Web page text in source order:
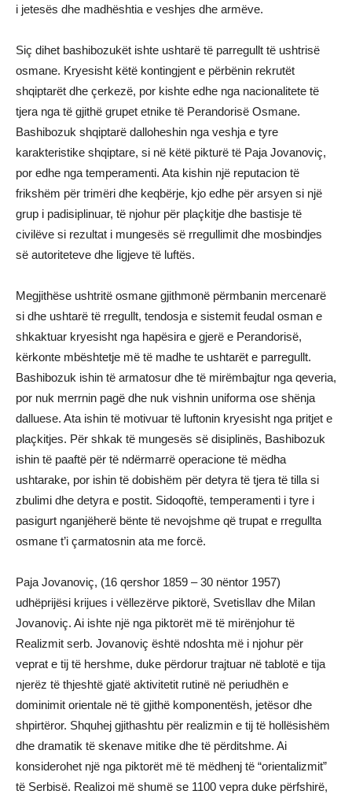
i jetesës dhe madhështia e veshjes dhe armëve.
Siç dihet bashibozukët ishte ushtarë të parregullt të ushtrisë
osmane. Kryesisht këtë kontingjent e përbënin rekrutët
shqiptarët dhe çerkezë, por kishte edhe nga nacionalitete të
tjera nga të gjithë grupet etnike të Perandorisë Osmane.
Bashibozuk shqiptarë dalloheshin nga veshja e tyre
karakteristike shqiptare, si në këtë pikturë të Paja Jovanoviç,
por edhe nga temperamenti. Ata kishin një reputacion të
frikshëm për trimëri dhe keqbërje, kjo edhe për arsyen si një
grup i padisiplinuar, të njohur për plaçkitje dhe bastisje të
civilëve si rezultat i mungesës së rregullimit dhe mosbindjes
së autoriteteve dhe ligjeve të luftës.
Megjithëse ushtritë osmane gjithmonë përmbanin mercenarë
si dhe ushtarë të rregullt, tendosja e sistemit feudal osman e
shkaktuar kryesisht nga hapësira e gjerë e Perandorisë,
kërkonte mbështetje më të madhe te ushtarët e parregullt.
Bashibozuk ishin të armatosur dhe të mirëmbajtur nga qeveria,
por nuk merrnin pagë dhe nuk vishnin uniforma ose shënja
dalluese. Ata ishin të motivuar të luftonin kryesisht nga pritjet e
plaçkitjes. Për shkak të mungesës së disiplinës, Bashibozuk
ishin të paaftë për të ndërmarrë operacione të mëdha
ushtarake, por ishin të dobishëm për detyra të tjera të tilla si
zbulimi dhe detyra e postit. Sidoqoftë, temperamenti i tyre i
pasigurt nganjëherë bënte të nevojshme që trupat e rregullta
osmane t’i çarmatosnin ata me forcë.
Paja Jovanoviç, (16 qershor 1859 – 30 nëntor 1957)
udhëprijësi krijues i vëllezërve piktorë, Svetisllav dhe Milan
Jovanoviç. Ai ishte një nga piktorët më të mirënjohur të
Realizmit serb. Jovanoviç është ndoshta më i njohur për
veprat e tij të hershme, duke përdorur trajtuar në tablotë e tija
njerëz të thjeshtë gjatë aktivitetit rutinë në periudhën e
dominimit orientale në të gjithë komponentësh, jetësor dhe
shpirtëror. Shquhej gjithashtu për realizmin e tij të hollësishëm
dhe dramatik të skenave mitike dhe të përditshme. Ai
konsiderohet një nga piktorët më të mëdhenj të “orientalizmit”
të Serbisë. Realizoi më shumë se 1100 vepra duke përfshirë,